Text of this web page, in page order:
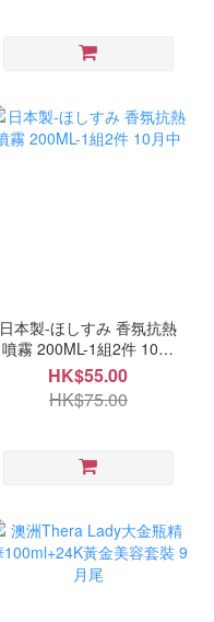
日本製-ほしすみ 香氛抗熱
噴霧 200ML-1組2件 10月
中
HK$55.00
HK$75.00